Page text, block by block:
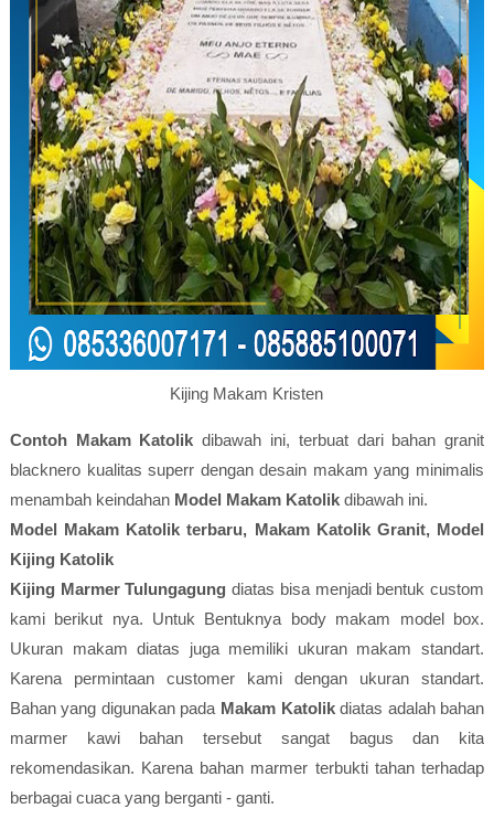
Kijing Makam Kristen
Contoh Makam Katolik dibawah ini, terbuat dari bahan granit
blacknero kualitas superr dengan desain makam yang minimalis
menambah keindahan Model Makam Katolikdibawah ini.
Model Makam Katolik terbaru, Makam Katolik Granit, Model
Kijing Katolik
Kijing Marmer Tulungagung diatas bisa menjadi bentuk custom
kami berikut nya. Untuk Bentuknya body makam model box.
Ukuran makam diatas juga memiliki ukuran makam standart.
Karena permintaan customer kami dengan ukuran standart.
Bahan yang digunakan pada Makam Katolikdiatas adalah bahan
marmer kawi bahan tersebut sangat bagus dan kita
rekomendasikan. Karena bahan marmer terbukti tahan terhadap
berbagai cuaca yang berganti - ganti.